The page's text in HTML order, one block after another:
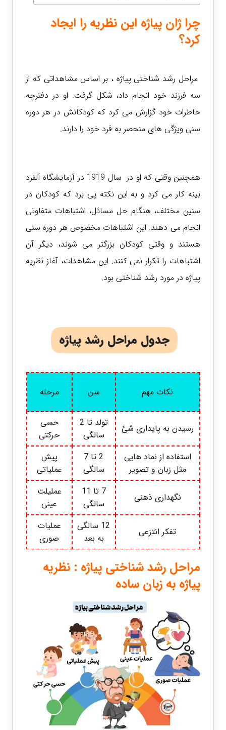
چرا ژان پیاژه این نظریه را ایجاد
کرد؟
مراحل رشد شناختی پیاژه ، بر اساس مشاهداتی که از
سه فرزند خود انجام داد، شکل گرفت. او در دفترچه
خاطرات خود گزارش می کرد که کودکانش در هر دوره
سنی ویژگی های منحصر به فرد خود را دارند.
همچنین وقتی که او در سال 1919 در آزمایشگاه آلفرد
بینه کار می کرد و به این نکته پی برد که کودکان در
سنین مختلف، هنگام حل مسائل، اشتباهات متفاوتی
انجام می دهند. این اشتباهات مخصوص هر دوره سنی
هستند و وقتی کودکان بزرگتر می شوند، دیگر آن
اشتباهات را تکرار نمی کنند. این مشاهدات، آغاز نظریه
پیاژه در مورد رشد شناختی بود.
جدول مراحل رشد پیاژه
نکات مهم سن مرحله
رسیدن به پایداری شئ
تولد تا 2
سالگی
حسی
حرکتی
استفاده از نماد هایی
مثل زبان و تصویر
2 تا 7
سالگی
پیش
عملیاتی
نگهداری ذهنی
7 تا 11
سالگی
عملیلت
عینی
تفکر انتزعی
12 سالگی
به بعد
عملیات
صوری
مراحل رشد شناختی پیاژه : نظریه
پیاژه به زبان ساده